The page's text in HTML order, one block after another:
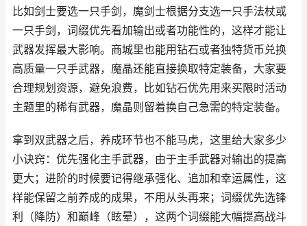
比如剑士要选一只手剑，魔剑士根据分支选一只手法杖或
一只手剑，词缀优先看加输出或者功能性的，这样才能让
武器发挥最大影响。商城里也能用钻石或者独特货币兑换
高质量一只手武器，魔晶还能直接换取特定装备，大家要
合理规划资源，避免浪费，比如钻石优先用来买限时活动
主题里的稀有武器，魔晶则留着换自己急需的特定装备。
拿到双武器之后，养成环节也不能马虎，这里给大家多少
小诀窍：优先强化主手武器，由于主手武器对输出的提高
更大；进阶的时候要记得继承强化、追加和幸运属性，这
样能保留之前养成的成果，不用从头再来；词缀优先选锋
利（降防）和巅峰（眩晕），这两个词缀能大幅提高战斗